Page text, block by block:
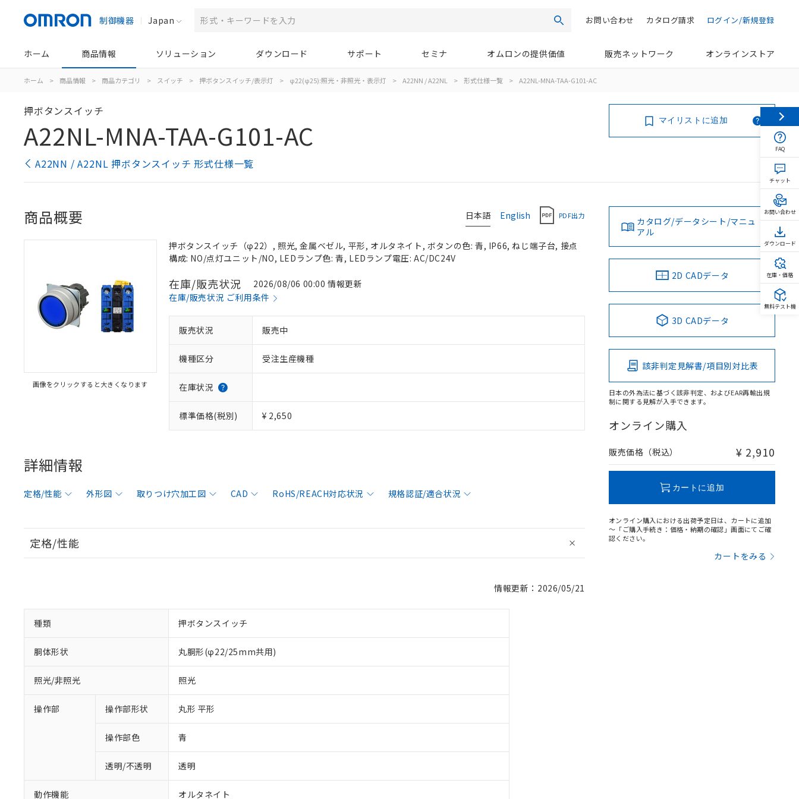
制御機器 Japan 検索 ログイン/新規登録
カタログ請求
お問い合わせ
ホーム 商品情報 ソリューション ダウンロード サポート セミナ オムロンの提供価値 販売ネットワーク オンラインストア
ホーム > 商品情報 > 商品カテゴリ > スイッチ > 押ボタンスイッチ/表示灯 > φ22(φ25):照光・非照光・表示灯 > A22NN / A22NL > 形式仕様一覧 > A22NL-MNA-TAA-G101-AC
押ボタンスイッチ
A22NL-MNA-TAA-G101-AC
A22NN / A22NL 押ボタンスイッチ 形式仕様一覧
マイリストに追加
日本語 English PDF出力
商品概要
画像をクリックすると大きくなります
押ボタンスイッチ（φ22）, 照光, 金属ベゼル, 平形, オルタネイト, ボタンの色: 青, IP66, ねじ端子台, 接点
構成: NO/点灯ユニット/NO, LEDランプ色: 青, LEDランプ電圧: AC/DC24V
在庫/販売状況
2026/08/06 00:00 情報更新
在庫/販売状況 ご利用条件
販売状況 販売中
機種区分 受注生産機種
在庫状況
標準価格(税別) ¥ 2,650
詳細情報
定格/性能 外形図 取りつけ穴加工図 CAD RoHS/REACH対応状況 規格認証/適合状況
定格/性能
情報更新：2026/05/21
種類 押ボタンスイッチ
胴体形状 丸胴形(φ22/25mm共用)
照光/非照光 照光
操作部 操作部形状 丸形 平形
操作部色 青
透明/不透明 透明
動作機能 オルタネイト
カタログ/データシート/マニュ
アル
2D CADデータ
3D CADデータ
該非判定見解書/項目別対比表
日本の外為法に基づく該非判定、およびEAR再輸出規
制に関する見解が入手できます。
オンライン購入
販売価格（税込） ¥ 2,910
カートに追加
オンライン購入における出荷予定日は、カートに追加
～「ご購入手続き：価格・納期の確認」画面にてご確
認ください。
カートをみる
FAQ
チャット
お問い合わせ
ダウンロード
在庫・価格
無料テスト機